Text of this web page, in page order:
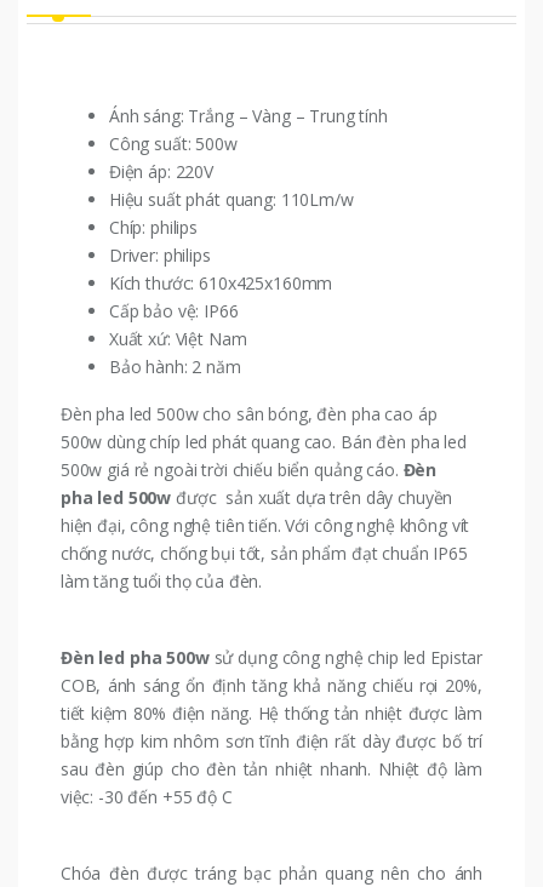
Ánh sáng: Trắng – Vàng – Trung tính
Công suất: 500w
Điện áp: 220V
Hiệu suất phát quang: 110Lm/w
Chíp: philips
Driver: philips
Kích thước: 610x425x160mm
Cấp bảo vệ: IP66
Xuất xứ: Việt Nam
Bảo hành: 2 năm
Đèn pha led 500w cho sân bóng, đèn pha cao áp
500w dùng chíp led phát quang cao. Bán đèn pha led
500w giá rẻ ngoài trời chiếu biển quảng cáo. Đèn
pha led 500w được sản xuất dựa trên dây chuyền
hiện đại, công nghệ tiên tiến. Với công nghệ không vít
chống nước, chống bụi tốt, sản phẩm đạt chuẩn IP65
làm tăng tuổi thọ của đèn.
Đèn led pha 500w sử dụng công nghệ chip led Epistar
COB, ánh sáng ổn định tăng khả năng chiếu rọi 20%,
tiết kiệm 80% điện năng. Hệ thống tản nhiệt được làm
bằng hợp kim nhôm sơn tĩnh điện rất dày được bố trí
sau đèn giúp cho đèn tản nhiệt nhanh. Nhiệt độ làm
việc: -30 đến +55 độ C
Chóa đèn được tráng bạc phản quang nên cho ánh